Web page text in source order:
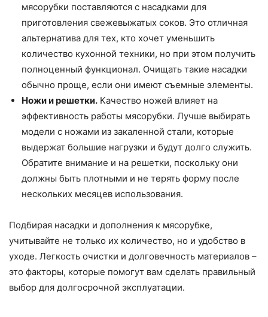
мясорубки поставляются с насадками для
приготовления свежевыжатых соков. Это отличная
альтернатива для тех, кто хочет уменьшить
количество кухонной техники, но при этом получить
полноценный функционал. Очищать такие насадки
обычно проще, если они имеют съемные элементы.
Ножи и решетки. Качество ножей влияет на
эффективность работы мясорубки. Лучше выбирать
модели с ножами из закаленной стали, которые
выдержат большие нагрузки и будут долго служить.
Обратите внимание и на решетки, поскольку они
должны быть плотными и не терять форму после
нескольких месяцев использования.
Подбирая насадки и дополнения к мясорубке,
учитывайте не только их количество, но и удобство в
уходе. Легкость очистки и долговечность материалов –
это факторы, которые помогут вам сделать правильный
выбор для долгосрочной эксплуатации.